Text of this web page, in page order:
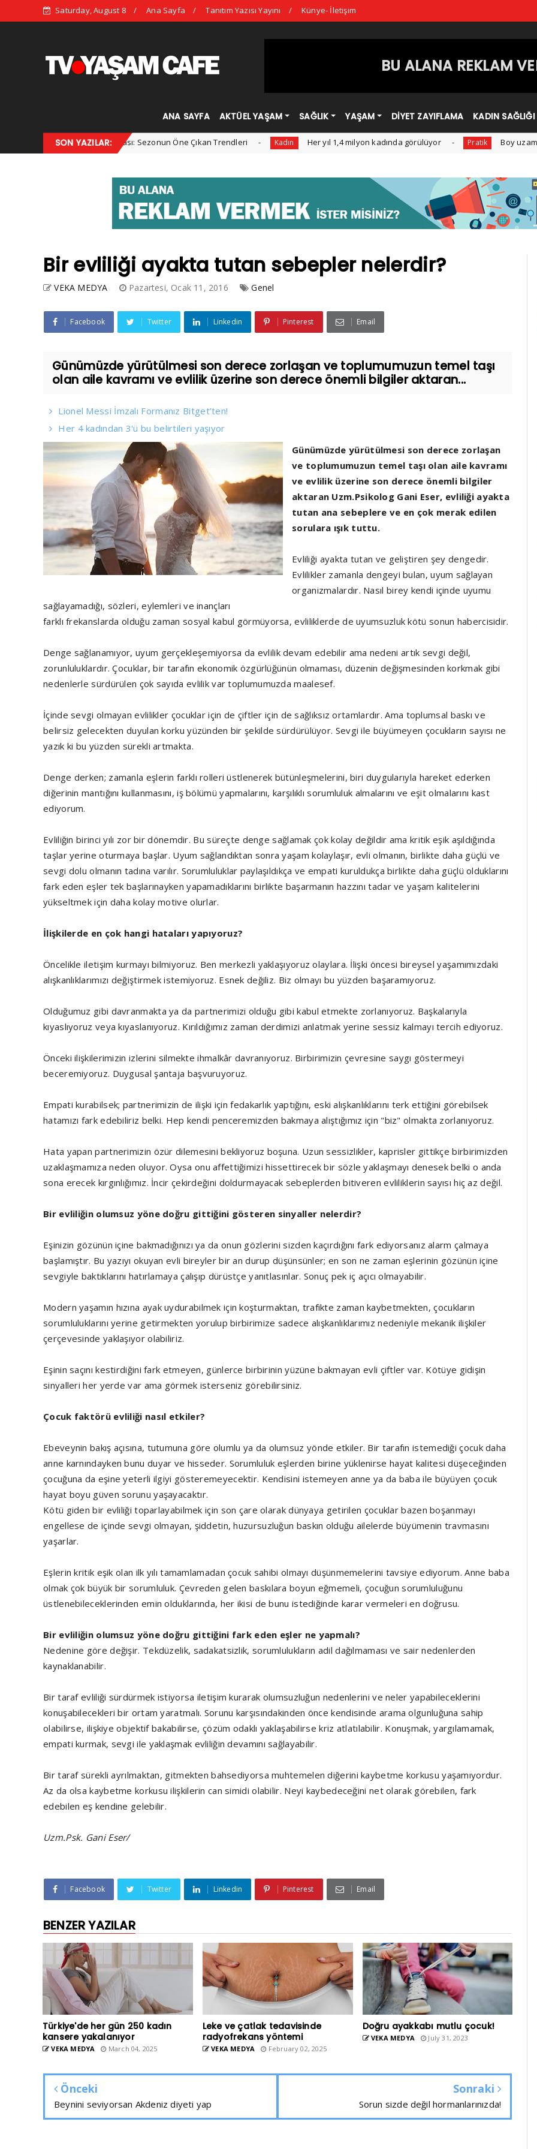
Saturday, August 8 Ana Sayfa Tanıtım Yazısı Yayını Künye- İletişim
BU ALANA REKLAM
ANA SAYFA AKTÜEL YAŞAM SAĞLIK YAŞAM DİYET ZAYIFLAMA KADIN SAĞLIĞI
SON YAZILAR:
2025 Kış Modası: Sezonun Öne Çıkan Trendleri Kadın Her yıl 1,4 milyon kadında görülüyor Pratik Boy uzamasına
Bir evliliği ayakta tutan sebepler nelerdir?
VEKA MEDYA Pazartesi, Ocak 11, 2016 Genel
Facebook Twitter Linkedin Pinterest Email
Günümüzde yürütülmesi son derece zorlaşan ve toplumumuzun temel taşı
olan aile kavramı ve evlilik üzerine son derece önemli bilgiler aktaran...
Lionel Messi İmzalı Formanız Bitget’ten!
Her 4 kadından 3'ü bu belirtileri yaşıyor
Günümüzde yürütülmesi son derece zorlaşan
ve toplumumuzun temel taşı olan aile kavramı
ve evlilik üzerine son derece önemli bilgiler
aktaran Uzm.Psikolog Gani Eser, evliliği ayakta
tutan ana sebeplere ve en çok merak edilen
sorulara ışık tuttu.
Evliliği ayakta tutan ve geliştiren şey dengedir.
Evlilikler zamanla dengeyi bulan, uyum sağlayan
organizmalardır. Nasıl birey kendi içinde uyumu
sağlayamadığı, sözleri, eylemleri ve inançları
farklı frekanslarda olduğu zaman sosyal kabul görmüyorsa, evliliklerde de uyumsuzluk kötü sonun habercisidir.
Denge sağlanamıyor, uyum gerçekleşemiyorsa da evlilik devam edebilir ama nedeni artık sevgi değil,
zorunluluklardır. Çocuklar, bir tarafın ekonomik özgürlüğünün olmaması, düzenin değişmesinden korkmak gibi
nedenlerle sürdürülen çok sayıda evlilik var toplumumuzda maalesef.
İçinde sevgi olmayan evlilikler çocuklar için de çiftler için de sağlıksız ortamlardır. Ama toplumsal baskı ve
belirsiz gelecekten duyulan korku yüzünden bir şekilde sürdürülüyor. Sevgi ile büyümeyen çocukların sayısı ne
yazık ki bu yüzden sürekli artmakta.
Denge derken; zamanla eşlerin farklı rolleri üstlenerek bütünleşmelerini, biri duygularıyla hareket ederken
diğerinin mantığını kullanmasını, iş bölümü yapmalarını, karşılıklı sorumluluk almalarını ve eşit olmalarını kast
ediyorum.
Evliliğin birinci yılı zor bir dönemdir. Bu süreçte denge sağlamak çok kolay değildir ama kritik eşik aşıldığında
taşlar yerine oturmaya başlar. Uyum sağlandıktan sonra yaşam kolaylaşır, evli olmanın, birlikte daha güçlü ve
sevgi dolu olmanın tadına varılır. Sorumluluklar paylaşıldıkça ve empati kuruldukça birlikte daha güçlü olduklarını
fark eden eşler tek başlarınayken yapamadıklarını birlikte başarmanın hazzını tadar ve yaşam kalitelerini
yükseltmek için daha kolay motive olurlar.
İlişkilerde en çok hangi hataları yapıyoruz?
Öncelikle iletişim kurmayı bilmiyoruz. Ben merkezli yaklaşıyoruz olaylara. İlişki öncesi bireysel yaşamımızdaki
alışkanlıklarımızı değiştirmek istemiyoruz. Esnek değiliz. Biz olmayı bu yüzden başaramıyoruz.
Olduğumuz gibi davranmakta ya da partnerimizi olduğu gibi kabul etmekte zorlanıyoruz. Başkalarıyla
kıyaslıyoruz veya kıyaslanıyoruz. Kırıldığımız zaman derdimizi anlatmak yerine sessiz kalmayı tercih ediyoruz.
Önceki ilişkilerimizin izlerini silmekte ihmalkâr davranıyoruz. Birbirimizin çevresine saygı göstermeyi
beceremiyoruz. Duygusal şantaja başvuruyoruz.
Empati kurabilsek; partnerimizin de ilişki için fedakarlık yaptığını, eski alışkanlıklarını terk ettiğini görebilsek
hatamızı fark edebiliriz belki. Hep kendi penceremizden bakmaya alıştığımız için "biz" olmakta zorlanıyoruz.
Hata yapan partnerimizin özür dilemesini bekliyoruz boşuna. Uzun sessizlikler, kaprisler gittikçe birbirimizden
uzaklaşmamıza neden oluyor. Oysa onu affettiğimizi hissettirecek bir sözle yaklaşmayı denesek belki o anda
sona erecek kırgınlığımız. İncir çekirdeğini doldurmayacak sebeplerden bitiveren evliliklerin sayısı hiç az değil.
Bir evliliğin olumsuz yöne doğru gittiğini gösteren sinyaller nelerdir?
Eşinizin gözünün içine bakmadığınızı ya da onun gözlerini sizden kaçırdığını fark ediyorsanız alarm çalmaya
başlamıştır. Bu yazıyı okuyan evli bireyler bir an durup düşünsünler; en son ne zaman eşlerinin gözünün içine
sevgiyle baktıklarını hatırlamaya çalışıp dürüstçe yanıtlasınlar. Sonuç pek iç açıcı olmayabilir.
Modern yaşamın hızına ayak uydurabilmek için koşturmaktan, trafikte zaman kaybetmekten, çocukların
sorumluluklarını yerine getirmekten yorulup birbirimize sadece alışkanlıklarımız nedeniyle mekanik ilişkiler
çerçevesinde yaklaşıyor olabiliriz.
Eşinin saçını kestirdiğini fark etmeyen, günlerce birbirinin yüzüne bakmayan evli çiftler var. Kötüye gidişin
sinyalleri her yerde var ama görmek isterseniz görebilirsiniz.
Çocuk faktörü evliliği nasıl etkiler?
Ebeveynin bakış açısına, tutumuna göre olumlu ya da olumsuz yönde etkiler. Bir tarafın istemediği çocuk daha
anne karnındayken bunu duyar ve hisseder. Sorumluluk eşlerden birine yüklenirse hayat kalitesi düşeceğinden
çocuğuna da eşine yeterli ilgiyi gösteremeyecektir. Kendisini istemeyen anne ya da baba ile büyüyen çocuk
hayat boyu güven sorunu yaşayacaktır.
Kötü giden bir evliliği toparlayabilmek için son çare olarak dünyaya getirilen çocuklar bazen boşanmayı
engellese de içinde sevgi olmayan, şiddetin, huzursuzluğun baskın olduğu ailelerde büyümenin travmasını
yaşarlar.
Eşlerin kritik eşik olan ilk yılı tamamlamadan çocuk sahibi olmayı düşünmemelerini tavsiye ediyorum. Anne baba
olmak çok büyük bir sorumluluk. Çevreden gelen baskılara boyun eğmemeli, çocuğun sorumluluğunu
üstlenebileceklerinden emin olduklarında, her ikisi de bunu istediğinde karar vermeleri en doğrusu.
Bir evliliğin olumsuz yöne doğru gittiğini fark eden eşler ne yapmalı?
Nedenine göre değişir. Tekdüzelik, sadakatsizlik, sorumlulukların adil dağılmaması ve sair nedenlerden
kaynaklanabilir.
Bir taraf evliliği sürdürmek istiyorsa iletişim kurarak olumsuzluğun nedenlerini ve neler yapabileceklerini
konuşabilecekleri bir ortam yaratmalı. Sorunu karşısındakinden önce kendisinde arama olgunluğuna sahip
olabilirse, ilişkiye objektif bakabilirse, çözüm odaklı yaklaşabilirse kriz atlatılabilir. Konuşmak, yargılamamak,
empati kurmak, sevgi ile yaklaşmak evliliğin devamını sağlayabilir.
Bir taraf sürekli ayrılmaktan, gitmekten bahsediyorsa muhtemelen diğerini kaybetme korkusu yaşamıyordur.
Az da olsa kaybetme korkusu ilişkilerin can simidi olabilir. Neyi kaybedeceğini net olarak görebilen, fark
edebilen eş kendine gelebilir.
Uzm.Psk. Gani Eser/
Facebook Twitter Linkedin Pinterest Email
BENZER YAZILAR
Türkiye'de her gün 250 kadın
kansere yakalanıyor
VEKA MEDYA March 04, 2025
Leke ve çatlak tedavisinde
radyofrekans yöntemi
VEKA MEDYA February 02, 2025
Doğru ayakkabı mutlu çocuk!
VEKA MEDYA July 31, 2023
Önceki
Beynini seviyorsan Akdeniz diyeti yap
Sonraki
Sorun sizde değil hormanlarınızda!